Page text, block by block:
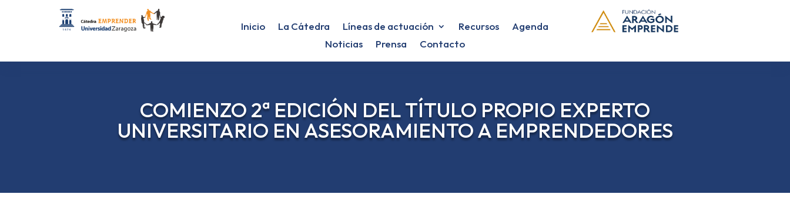
Inicio La Cátedra Líneas de actuación Recursos
Agenda
Noticias
Prensa Contacto
COMIENZO 2ª EDICIÓN DEL TÍTULO PROPIO EXPERTO
UNIVERSITARIO EN ASESORAMIENTO A EMPRENDEDORES